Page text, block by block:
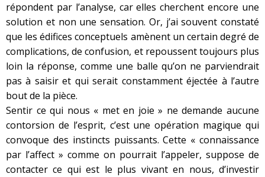
répondent par l’analyse, car elles cherchent encore une
solution et non une sensation. Or, j’ai souvent constaté
que les édifices conceptuels amènent un certain degré de
complications, de confusion, et repoussent toujours plus
loin la réponse, comme une balle qu’on ne parviendrait
pas à saisir et qui serait constamment éjectée à l’autre
bout de la pièce.
Sentir ce qui nous « met en joie » ne demande aucune
contorsion de l’esprit, c’est une opération magique qui
convoque des instincts puissants. Cette « connaissance
par l’affect » comme on pourrait l’appeler, suppose de
contacter ce qui est le plus vivant en nous, d’investir